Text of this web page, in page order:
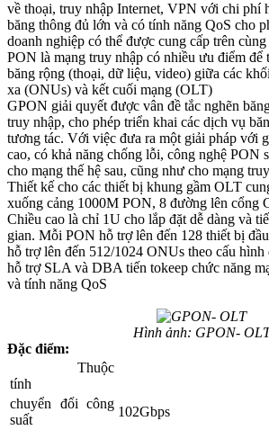
về thoại, truy nhập Internet, VPN với chi phí
băng thông đủ lớn và có tính năng QoS cho
doanh nghiệp có thể được cung cấp trên cùng
PON là mạng truy nhập có nhiều ưu điểm để
băng rộng (thoại, dữ liệu, video) giữa các
xa (ONUs) và kết cuối mạng (OLT)
GPON giải quyết được vân đề tắc nghẽn
truy nhập, cho phép triển khai các dịch vụ
tương tác. Với việc đưa ra một giải pháp với
cao, có khả năng chống lỗi, công nghệ PON
cho mạng thế hệ sau, cũng như cho mạng
Thiết kế cho các thiết bị khung gầm OLT
xuống cảng 1000M PON, 8 đường lên cổng
Chiều cao là chỉ 1U cho lắp đặt dễ dàng và
gian. Mỗi PON hỗ trợ lên đến 128 thiết bị
hỗ trợ lên đến 512/1024 ONUs theo cấu hình
hỗ trợ SLA và DBA tiến tokeep chức năng
và tính năng QoS
Hình ảnh: GPON-
Đặc điểm:
Thuộc
tính
chuyển đổi công
suất
102Gbps